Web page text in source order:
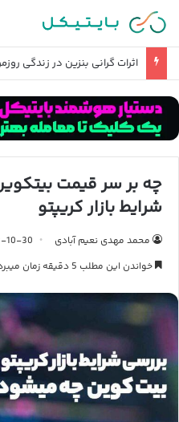
بررسی آخرین وضعیت تحریم
چه بر سر قیمت
شرایط بازار کریپتو
محمد مهدی نعیم آبادی
10-30
خواندن این مطلب 5 دقیقه زمان میبرد